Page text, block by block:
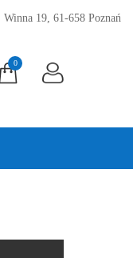
Winna 19, 61-658 Poznań
0